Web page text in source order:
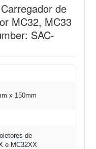
de
MC32, MC33
SAC-
x 150mm
de
e MC32XX